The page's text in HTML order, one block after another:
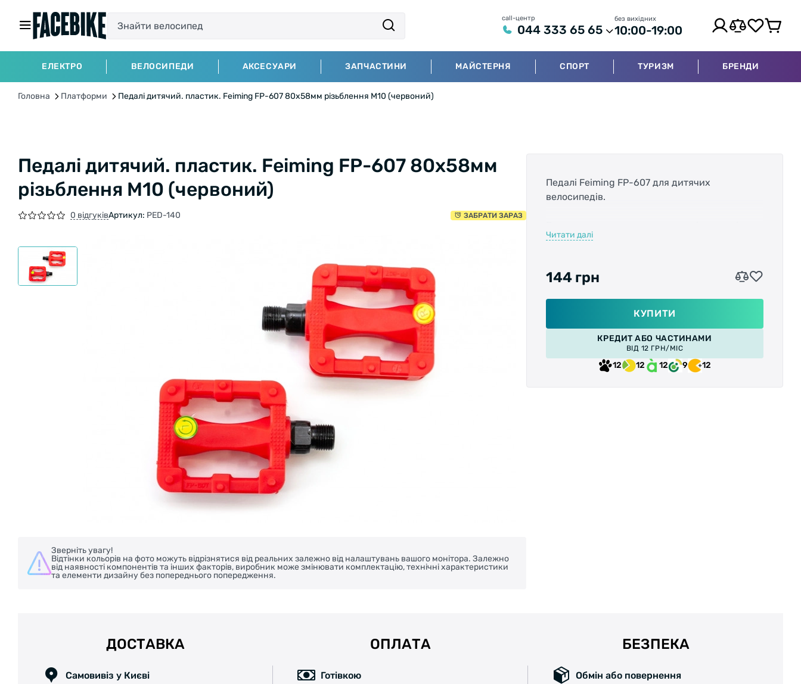
call-центр
044 333 65 65
без вихідних
10:00-19:00
ЕЛЕКТРО ВЕЛОСИПЕДИ АКСЕСУАРИ ЗАПЧАСТИНИ МАЙСТЕРНЯ СПОРТ ТУРИЗМ БРЕНДИ
Головна Платформи Педалі дитячий. пластик. Feiming FP-607 80х58мм різьблення М10 (червоний)
Педалі дитячий. пластик. Feiming FP-607 80х58мм
різьблення М10 (червоний)
0 відгуківАртикул: PED-140 ЗАБРАТИ ЗАРАЗ
Зверніть увагу!
Відтінки кольорів на фото можуть відрізнятися від реальних залежно від налаштувань вашого монітора. Залежно
від наявності компонентів та інших факторів, виробник може змінювати комплектацію, технічні характеристики
та елементи дизайну без попереднього попередження.
Педалі Feiming FP-607 для дитячих
велосипедів.
коліс 16 " - 20 " (для дітей від 4-х до 8и років).
Розмір платформи:80х58мм
Різьблення:
велосипедів)
Читати далі
144 грн
КУПИТИ
КРЕДИТ АБО ЧАСТИНАМИ
ВІД 12 ГРН/МІС
12 12 12 9 12
ДОСТАВКА
Самовивіз у Києві
ОПЛАТА
Готівкою
БЕЗПЕКА
Обмін або повернення